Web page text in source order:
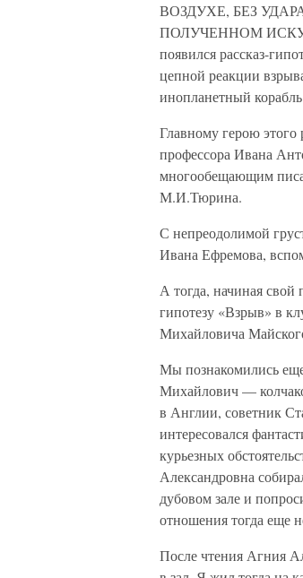
ВОЗДУХЕ, БЕЗ
ПОЛУЧЕННОМ
появился рассказ-
цепной реакции
инопланетный
Главному герою этого
профессора Ивана
многообещающим
М.И.Тюрина.
С непреодолимой
Ивана Ефремова,
А тогда, начиная свой
гипотезу «Взрыв» в
Михайловича
Мы познакомились
Михайлович —
в Англии, советник
интересовался
курьезных
Александровна
дубовом зале и
отношения тогда еще
После чтения Агния